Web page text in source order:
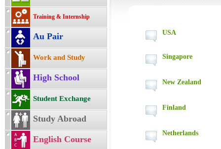
Training & Internship
Au Pair
Work and Study
High School
Student Exchange
Study Abroad
English Course
USA
Singapore
New Zealand
Finland
Netherlands